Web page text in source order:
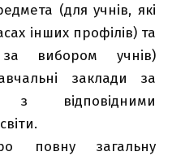
(для учнів, які
інших профілів) та
вибором учнів)
заклади за
з відповідними
.
повну загальну